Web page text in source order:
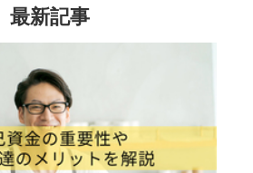
最新記事